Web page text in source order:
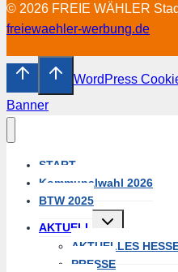
© 2026 FREIE WÄHLER
freiewaehler-werbung.de
WordPress
Banner
START
Kommunalwahl 2026
BTW 2025
AKTUELL
Untermenü
umschalten
AKTUELLES
PRESSE